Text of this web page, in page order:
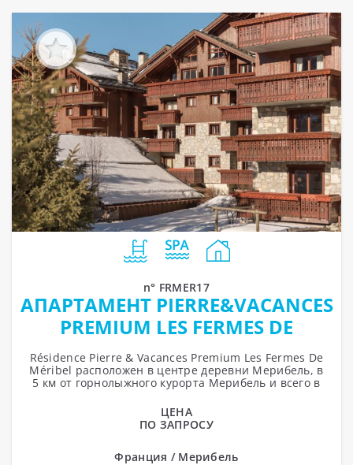
n° FRMER17
АПАРТАМЕНТ PIERRE&VACANCES
PREMIUM LES FERMES DE
MERIBEL RESIDENCE
Résidence Pierre & Vacances Premium Les Fermes De
Méribel расположен в центре деревни Мерибель, в
5 км от горнолыжного курорта Мерибель и всего в
ЦЕНА
ПО ЗАПРОСУ
Франция / Мерибель